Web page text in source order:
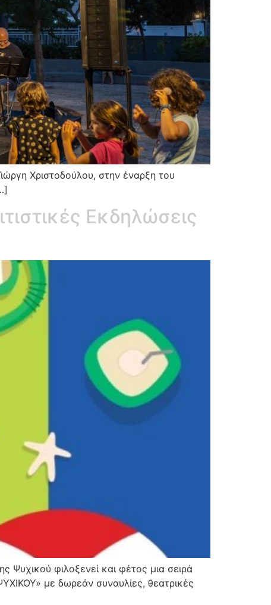
Χριστοδούλου, στην έναρξη του
Εκδηλώσεις
φιλοξενεί και φέτος μια σειρά
με δωρεάν συναυλίες, θεατρικές